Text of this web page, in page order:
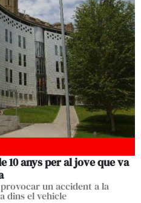
10 anys per al jove que va
un accident a la
dins el vehicle